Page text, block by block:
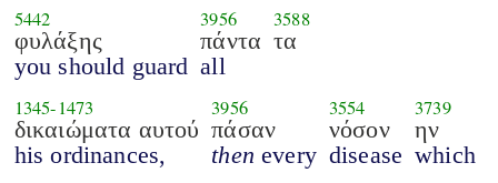
5442
φυλάξης
you should guard
3956
πάντα
all
3588
τα
1345-1473
δικαιώματα αυτού
his ordinances,
3956
πάσαν
then every
3554
νόσον
disease
3739
ην
which